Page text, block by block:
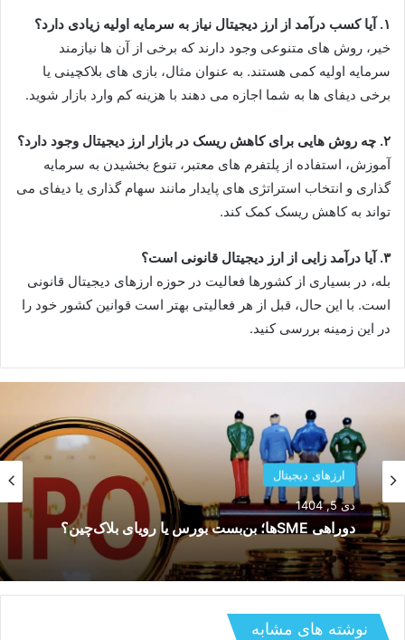
۱. آیا کسب درآمد از ارز دیجیتال نیاز به سرمایه اولیه زیادی دارد؟
خیر، روش های متنوعی وجود دارند که برخی از آن ها نیازمند
سرمایه اولیه کمی هستند. به عنوان مثال، بازی های بلاکچینی یا
برخی دیفای ها به شما اجازه می دهند با هزینه کم وارد بازار شوید.
۲. چه روش هایی برای کاهش ریسک در بازار ارز دیجیتال وجود دارد؟
آموزش، استفاده از پلتفرم های معتبر، تنوع بخشیدن به سرمایه
گذاری و انتخاب استراتژی های پایدار مانند سهام گذاری یا دیفای می
تواند به کاهش ریسک کمک کند.
۳. آیا درآمد زایی از ارز دیجیتال قانونی است؟
بله، در بسیاری از کشورها فعالیت در حوزه ارزهای دیجیتال قانونی
است. با این حال، قبل از هر فعالیتی بهتر است قوانین کشور خود را
در این زمینه بررسی کنید.
ارزهای دیجیتال
دی 5, 1404
دوراهی SMEها؛ بن‌بست بورس یا رویای بلاک‌چین؟
ارزهای دیجیتال
دی 5, 1404
معاون فناوری‌های نوین بانک مرکزی: 80 درصد
نظرات بخش خصوصی در دستورالعمل صرافی‌های
نوشته های مشابه